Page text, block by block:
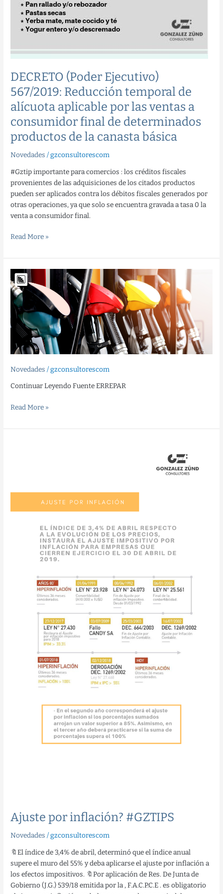
DECRETO (Poder Ejecutivo)
567/2019: Reducción temporal de
alícuota aplicable por las ventas a
consumidor final de determinados
productos de la canasta básica
Novedades /gzconsultorescom
#Gztip importante para comercios : los créditos fiscales
provenientes de las adquisiciones de los citados productos
pueden ser aplicados contra los débitos fiscales generados por
otras operaciones, ya que solo se encuentra gravada a tasa 0 la
venta a consumidor final.
canasta
básica
Read More »
Novedades /gzconsultorescom
Continuar Leyendo Fuente ERREPAR
Impuesto
sobre
los
Combustibles
Líquidos
y
Dióxido
Carbono.
Se
al
de
del
Read More »
Ajuste por inflación? #GZTIPS
Novedades /gzconsultorescom
🔖El índice de 3,4% de abril, determinó que el índice anual
supere el muro del 55% y deba aplicarse el ajuste por inflación a
los efectos impositivos. 🔖Por aplicación de Res. De Junta de
Gobierno (J.G.) 539/18 emitida por la , F.A.C.P.C.E . es obligatorio